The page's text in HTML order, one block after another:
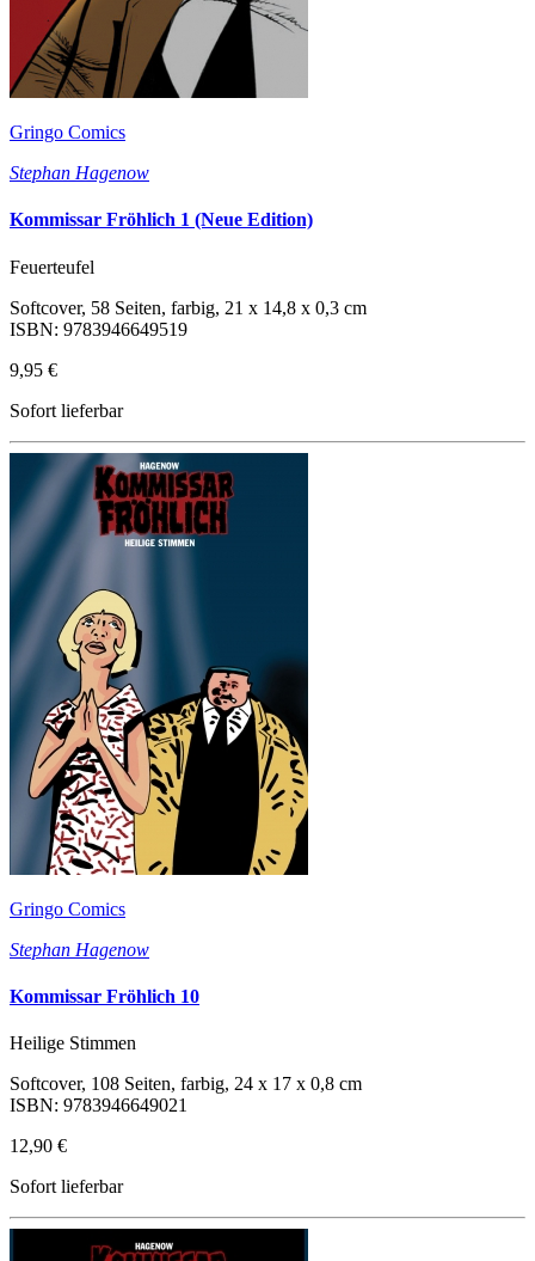
Gringo Comics
Stephan Hagenow
Kommissar Fröhlich 1 (Neue Edition)
Feuerteufel
Softcover, 58 Seiten, farbig, 21 x 14,8 x 0,3 cm
ISBN: 9783946649519
9,95 €
Sofort lieferbar
Gringo Comics
Stephan Hagenow
Kommissar Fröhlich 10
Heilige Stimmen
Softcover, 108 Seiten, farbig, 24 x 17 x 0,8 cm
ISBN: 9783946649021
12,90 €
Sofort lieferbar